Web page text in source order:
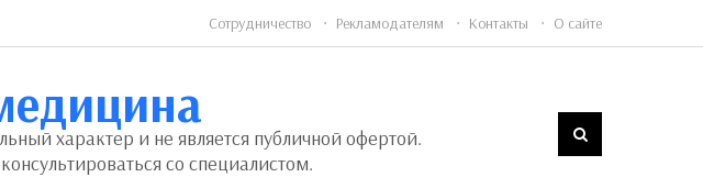
Сотрудничество Рекламодателям Контакты О сайте
характер и не является публичной офертой.
со специалистом.